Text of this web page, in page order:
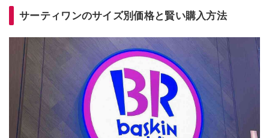
サーティワンのサイズ別価格と賢い購入方法